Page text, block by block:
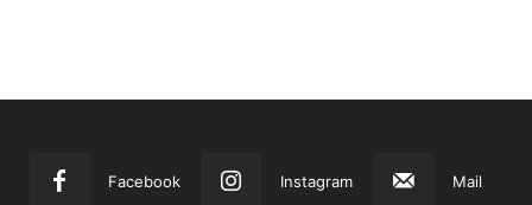
Facebook Instagram Mail